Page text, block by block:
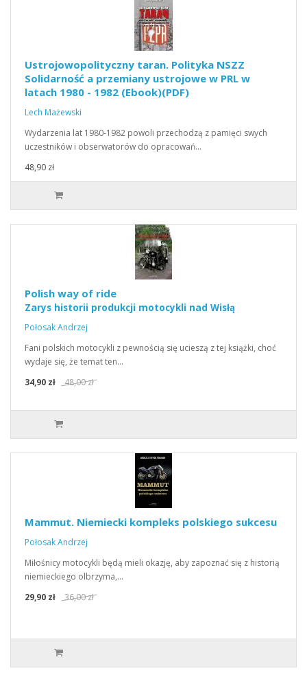
Ustrojowopolityczny taran. Polityka NSZZ
Solidarność a przemiany ustrojowe w PRL w
latach 1980 - 1982 (Ebook)(PDF)
Lech Mażewski
Wydarzenia lat 1980-1982 powoli przechodzą z pamięci swych
uczestników i obserwatorów do opracowań…
48,90 zł
Polish way of ride
Zarys historii produkcji motocykli nad Wisłą
Połosak Andrzej
Fani polskich motocykli z pewnością się ucieszą z tej książki, choć
wydaje się, że temat ten…
34,90 zł
48,00 zł
Mammut. Niemiecki kompleks polskiego sukcesu
Połosak Andrzej
Miłośnicy motocykli będą mieli okazję, aby zapoznać się z historią
niemieckiego olbrzyma,…
29,90 zł
36,00 zł